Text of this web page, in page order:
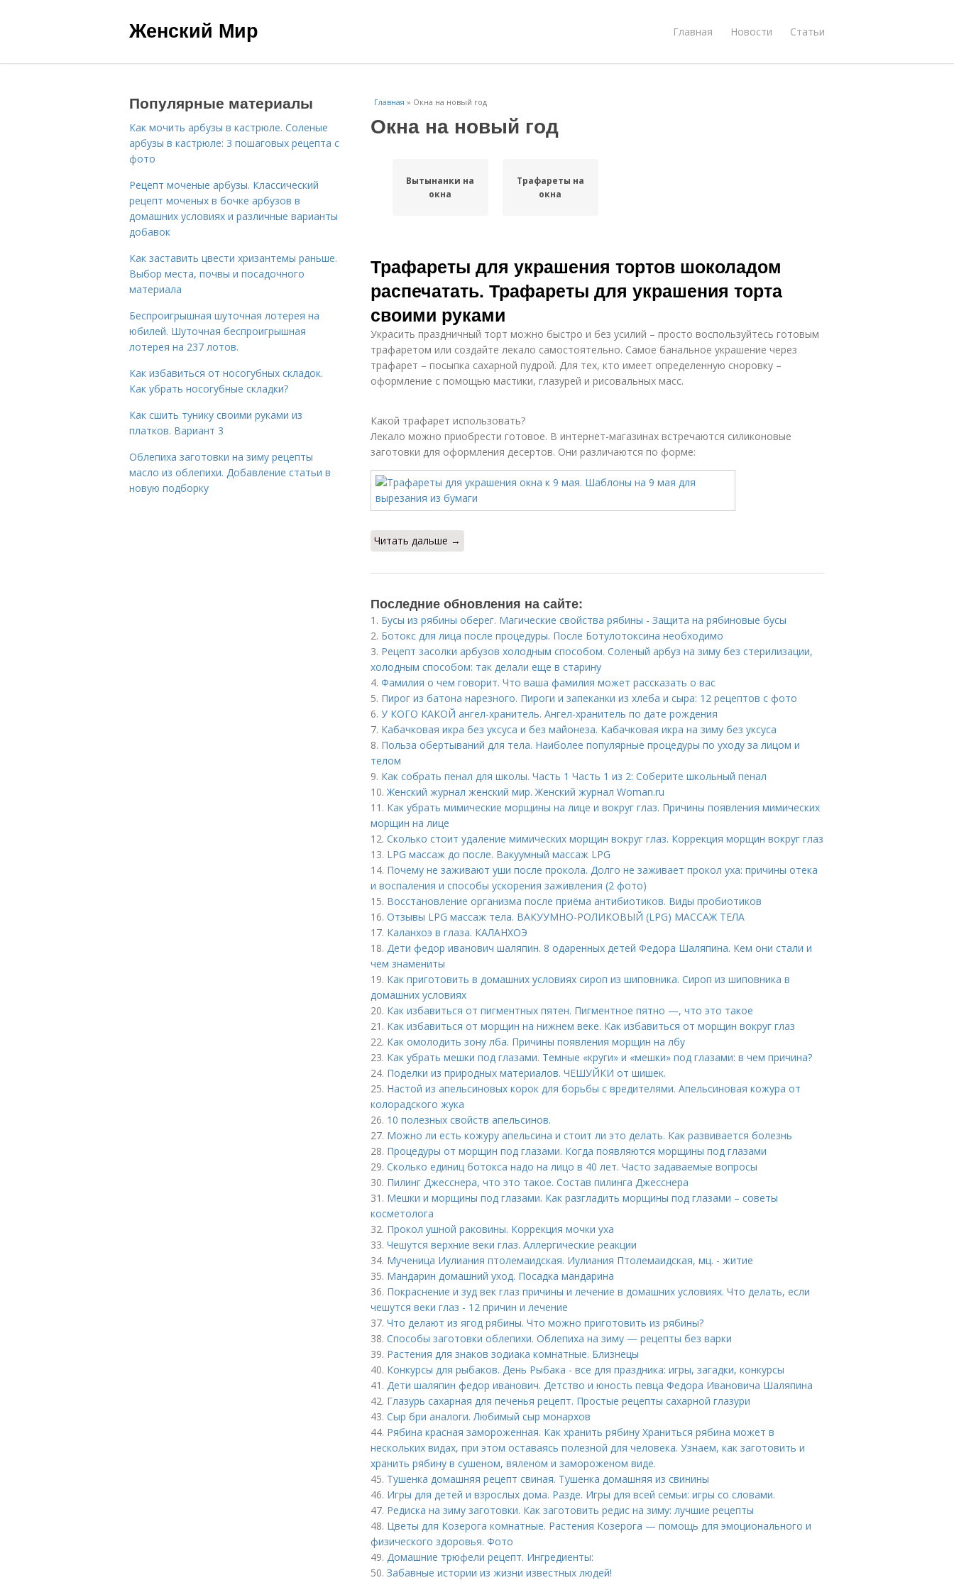
Женский Мир Главная Новости Статьи
Главная » Окна на новый год
Окна на новый год
Вытынанки на
окна
Трафареты на
окна
Трафареты для украшения тортов шоколадом
распечатать. Трафареты для украшения торта
своими руками
Украсить праздничный торт можно быстро и без усилий – просто воспользуйтесь готовым
трафаретом или создайте лекало самостоятельно. Самое банальное украшение через
трафарет – посыпка сахарной пудрой. Для тех, кто имеет определенную сноровку –
оформление с помощью мастики, глазурей и рисовальных масс.
Какой трафарет использовать?
Лекало можно приобрести готовое. В интернет-магазинах встречаются силиконовые
заготовки для оформления десертов. Они различаются по форме:
Читать дальше →
Последние обновления на сайте:
1. Бусы из рябины оберег. Магические свойства рябины - Защита на рябиновые бусы
2. Ботокс для лица после процедуры. После Ботулотоксина необходимо
3. Рецепт засолки арбузов холодным способом. Соленый арбуз на зиму без стерилизации,
холодным способом: так делали еще в старину
4. Фамилия о чем говорит. Что ваша фамилия может рассказать о вас
5. Пирог из батона нарезного. Пироги и запеканки из хлеба и сыра: 12 рецептов с фото
6. У КОГО КАКОЙ ангел-хранитель. Ангел-хранитель по дате рождения
7. Кабачковая икра без уксуса и без майонеза. Кабачковая икра на зиму без уксуса
8. Польза обертываний для тела. Наиболее популярные процедуры по уходу за лицом и
телом
9. Как собрать пенал для школы. Часть 1 Часть 1 из 2: Соберите школьный пенал
10.Женский журнал женский мир. Женский журнал Woman.ru
11. Как убрать мимические морщины на лице и вокруг глаз. Причины появления мимических
морщин на лице
12. Сколько стоит удаление мимических морщин вокруг глаз. Коррекция морщин вокруг глаз
13. LPG массаж до после. Вакуумный массаж LPG
14. Почему не заживают уши после прокола. Долго не заживает прокол уха: причины отека
и воспаления и способы ускорения заживления (2 фото)
15. Восстановление организма после приёма антибиотиков. Виды пробиотиков
16. Отзывы LPG массаж тела. ВАКУУМНО-РОЛИКОВЫЙ (LPG) МАССАЖ ТЕЛА
17. Каланхоэ в глаза. КАЛАНХОЭ
18. Дети федор иванович шаляпин. 8 одаренных детей Федора Шаляпина. Кем они стали и
чем знамениты
19. Как приготовить в домашних условиях сироп из шиповника. Сироп из шиповника в
домашних условиях
20. Как избавиться от пигментных пятен. Пигментное пятно —, что это такое
21. Как избавиться от морщин на нижнем веке. Как избавиться от морщин вокруг глаз
22. Как омолодить зону лба. Причины появления морщин на лбу
23. Как убрать мешки под глазами. Темные «круги» и «мешки» под глазами: в чем причина?
24. Поделки из природных материалов. ЧЕШУЙКИ от шишек.
25. Настой из апельсиновых корок для борьбы с вредителями. Апельсиновая кожура от
колорадского жука
26. 10 полезных свойств апельсинов.
27. Можно ли есть кожуру апельсина и стоит ли это делать. Как развивается болезнь
28. Процедуры от морщин под глазами. Когда появляются морщины под глазами
29. Сколько единиц ботокса надо на лицо в 40 лет. Часто задаваемые вопросы
30. Пилинг Джесснера, что это такое. Состав пилинга Джесснера
31. Мешки и морщины под глазами. Как разгладить морщины под глазами – советы
косметолога
32. Прокол ушной раковины. Коррекция мочки уха
33. Чешутся верхние веки глаз. Аллергические реакции
34. Мученица Иулиания птолемаидская. Иулиания Птолемаидская, мц. - житие
35. Мандарин домашний уход. Посадка мандарина
36. Покраснение и зуд век глаз причины и лечение в домашних условиях. Что делать, если
чешутся веки глаз - 12 причин и лечение
37. Что делают из ягод рябины. Что можно приготовить из рябины?
38. Способы заготовки облепихи. Облепиха на зиму — рецепты без варки
39. Растения для знаков зодиака комнатные. Близнецы
40. Конкурсы для рыбаков. День Рыбака - все для праздника: игры, загадки, конкурсы
41. Дети шаляпин федор иванович. Детство и юность певца Федора Ивановича Шаляпина
42. Глазурь сахарная для печенья рецепт. Простые рецепты сахарной глазури
43. Сыр бри аналоги. Любимый сыр монархов
44. Рябина красная замороженная. Как хранить рябину Храниться рябина может в
нескольких видах, при этом оставаясь полезной для человека. Узнаем, как заготовить и
хранить рябину в сушеном, вяленом и замороженом виде.
45. Тушенка домашняя рецепт свиная. Тушенка домашняя из свинины
46. Игры для детей и взрослых дома. Разде. Игры для всей семьи: игры со словами.
47. Редиска на зиму заготовки. Как заготовить редис на зиму: лучшие рецепты
48. Цветы для Козерога комнатные. Растения Козерога — помощь для эмоционального и
физического здоровья. Фото
49. Домашние трюфели рецепт. Ингредиенты:
50. Забавные истории из жизни известных людей!
Популярные материалы
Как мочить арбузы в кастрюле. Соленые
арбузы в кастрюле: 3 пошаговых рецепта с
фото
Рецепт моченые арбузы. Классический
рецепт моченых в бочке арбузов в
домашних условиях и различные варианты
добавок
Как заставить цвести хризантемы раньше.
Выбор места, почвы и посадочного
материала
Беспроигрышная шуточная лотерея на
юбилей. Шуточная беспроигрышная
лотерея на 237 лотов.
Как избавиться от носогубных складок.
Как убрать носогубные складки?
Как сшить тунику своими руками из
платков. Вариант 3
Облепиха заготовки на зиму рецепты
масло из облепихи. Добавление статьи в
новую подборку